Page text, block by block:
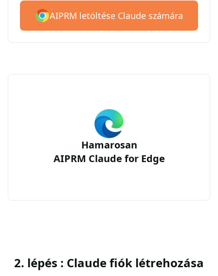
AIPRM letöltése Claude számára
Hamarosan
AIPRM Claude for Edge
2. lépés : Claude fiók létrehozása